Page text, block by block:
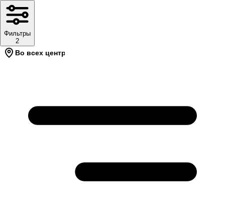
Фильтры
2
Во всех центрах